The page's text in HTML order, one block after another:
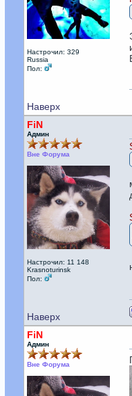
Настрочил: 329
Russia
Пол:
Наверх
FiN
Админ
Вне Форума
Настрочил: 11 148
Krasnoturinsk
Пол:
Наверх
FiN
Админ
Вне Форума